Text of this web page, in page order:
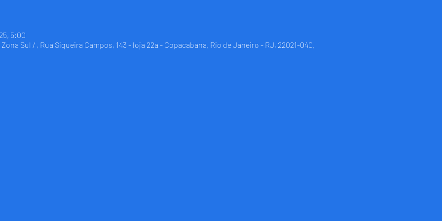
5:00
Sul / , Rua Siqueira Campos, 143 - loja 22a - Copacabana, Rio de Janeiro - RJ, 22021-040,